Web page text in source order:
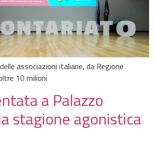
associazioni italiane, da Regione
10 milioni
a Palazzo
stagione agonistica